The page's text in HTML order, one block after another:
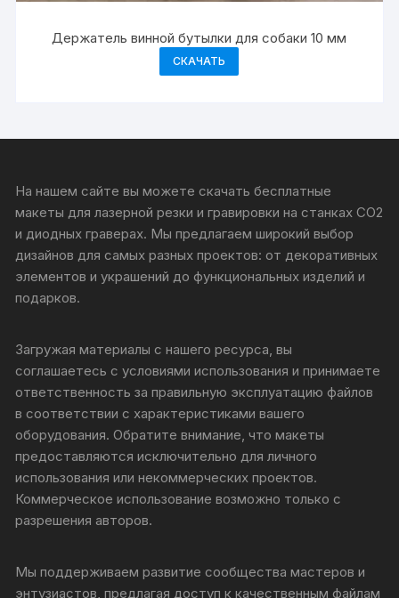
Держатель винной бутылки для собаки 10 мм
СКАЧАТЬ
На нашем сайте вы можете скачать бесплатные
макеты для лазерной резки и гравировки на станках CO2
и диодных граверах. Мы предлагаем широкий выбор
дизайнов для самых разных проектов: от декоративных
элементов и украшений до функциональных изделий и
подарков.
Загружая материалы с нашего ресурса, вы
соглашаетесь с условиями использования и принимаете
ответственность за правильную эксплуатацию файлов
в соответствии с характеристиками вашего
оборудования. Обратите внимание, что макеты
предоставляются исключительно для личного
использования или некоммерческих проектов.
Коммерческое использование возможно только с
разрешения авторов.
Мы поддерживаем развитие сообщества мастеров и
энтузиастов, предлагая доступ к качественным файлам